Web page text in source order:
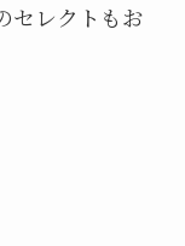
セレクトもお